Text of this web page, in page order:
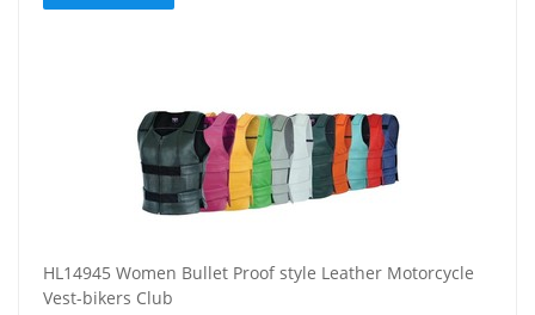
HL14945 Women Bullet Proof style Leather Motorcycle
Vest-bikers Club